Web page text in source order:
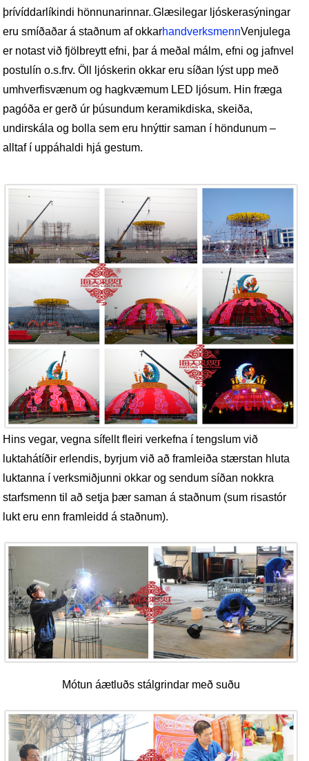
þrívíddarlíkindi hönnunarinnar..Glæsilegar ljóskerasýningar
eru smíðaðar á staðnum af okkarhandverksmennVenjulega
er notast við fjölbreytt efni, þar á meðal málm, efni og jafnvel
postulín o.s.frv. Öll ljóskerin okkar eru síðan lýst upp með
umhverfisvænum og hagkvæmum LED ljósum. Hin fræga
pagóða er gerð úr þúsundum keramikdiska, skeiða,
undirskála og bolla sem eru hnýttir saman í höndunum –
alltaf í uppáhaldi hjá gestum.
Hins vegar, vegna sífellt fleiri verkefna í tengslum við
luktahátíðir erlendis, byrjum við að framleiða stærstan hluta
luktanna í verksmiðjunni okkar og sendum síðan nokkra
starfsmenn til að setja þær saman á staðnum (sum risastór
lukt eru enn framleidd á staðnum).
Mótun áætluðs stálgrindar með suðu